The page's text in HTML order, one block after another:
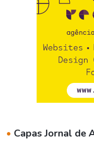
• Capas Jornal de